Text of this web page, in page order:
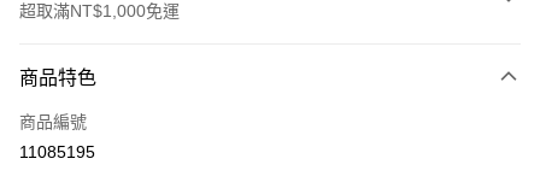
超取滿NT$1,000免運
信用卡一次付款
信用卡分期付款
商品特色
商品編號
11085195